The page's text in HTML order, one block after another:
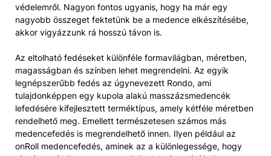
védelemről. Nagyon fontos ugyanis, hogy ha már egy
nagyobb összeget fektetünk be a medence elkészítésébe,
akkor vigyázzunk rá hosszú távon is.
Az eltolható fedéseket különféle formavilágban, méretben,
magasságban és színben lehet megrendelni. Az egyik
legnépszerűbb fedés az úgynevezett Rondo, ami
tulajdonképpen egy kupola alakú masszázsmedencék
lefedésére kifejlesztett terméktípus, amely kétféle méretben
rendelhető meg. Emellett természetesen számos más
medencefedés is megrendelhető innen. Ilyen például az
onRoll medencefedés, aminek az a különlegessége, hogy